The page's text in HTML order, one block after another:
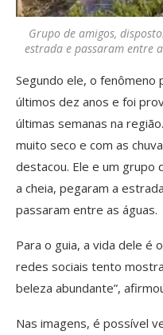
Grupo de amigos,
estrada e passaram entre
Segundo ele, o fenômeno
últimos dez anos e foi
últimas semanas na
muito seco e com as
destacou. Ele e um
a cheia, pegaram a
passaram entre as águas.
Para o guia, a vida dele é
redes sociais tento
beleza abundante”,
Nas imagens, é possível